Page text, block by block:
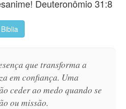
Deuteronômio 31:8
Biblia
que transforma a
em confiança. Uma
ceder ao medo quando se
ou missão.